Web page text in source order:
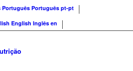
Português Português pt-pt
English Inglês en